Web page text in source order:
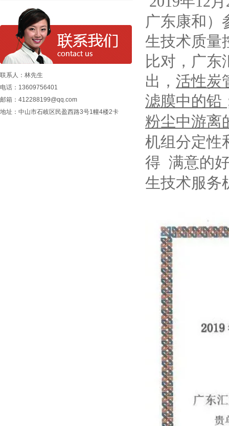
联系人：林先生
电话：13609756401
邮箱：412288199@qq.com
地址：中山市石岐区民盈西路3号1幢4楼2卡
广东康和）
生技术质量
比对，广东
出， 活性炭
滤膜中的铅
粉尘中游离
机组分定性
得 满意的
生技术服务